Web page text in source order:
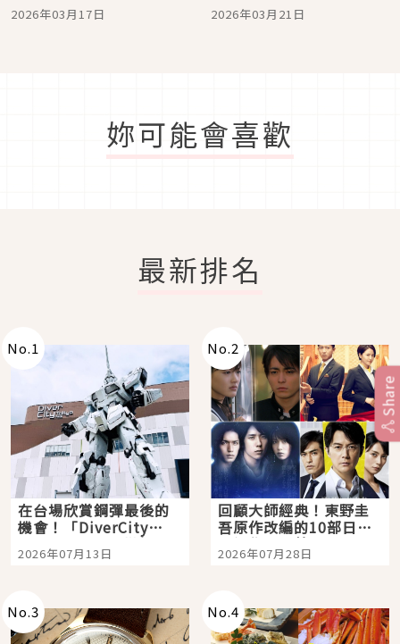
2026 年 3 月必吃美麗甜
點
2026年03月17日 USAGI」，必嚐妖怪大
福、求肥紅豆餡泡芙
2026年03月21日
妳可能會喜歡
最新排名
No.1
在台場欣賞鋼彈最後的
機會！「DiverCity
Tokyo Plaza」搭船、
購物、美食及夜景，一
2026年07月13日
No.2
回顧大師經典！東野圭
吾原作改編的10部日本
影視作品推薦
2026年07月28日
No.3 No.4
Share